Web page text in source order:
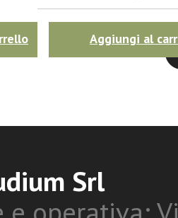
Aggiungi al
Srl